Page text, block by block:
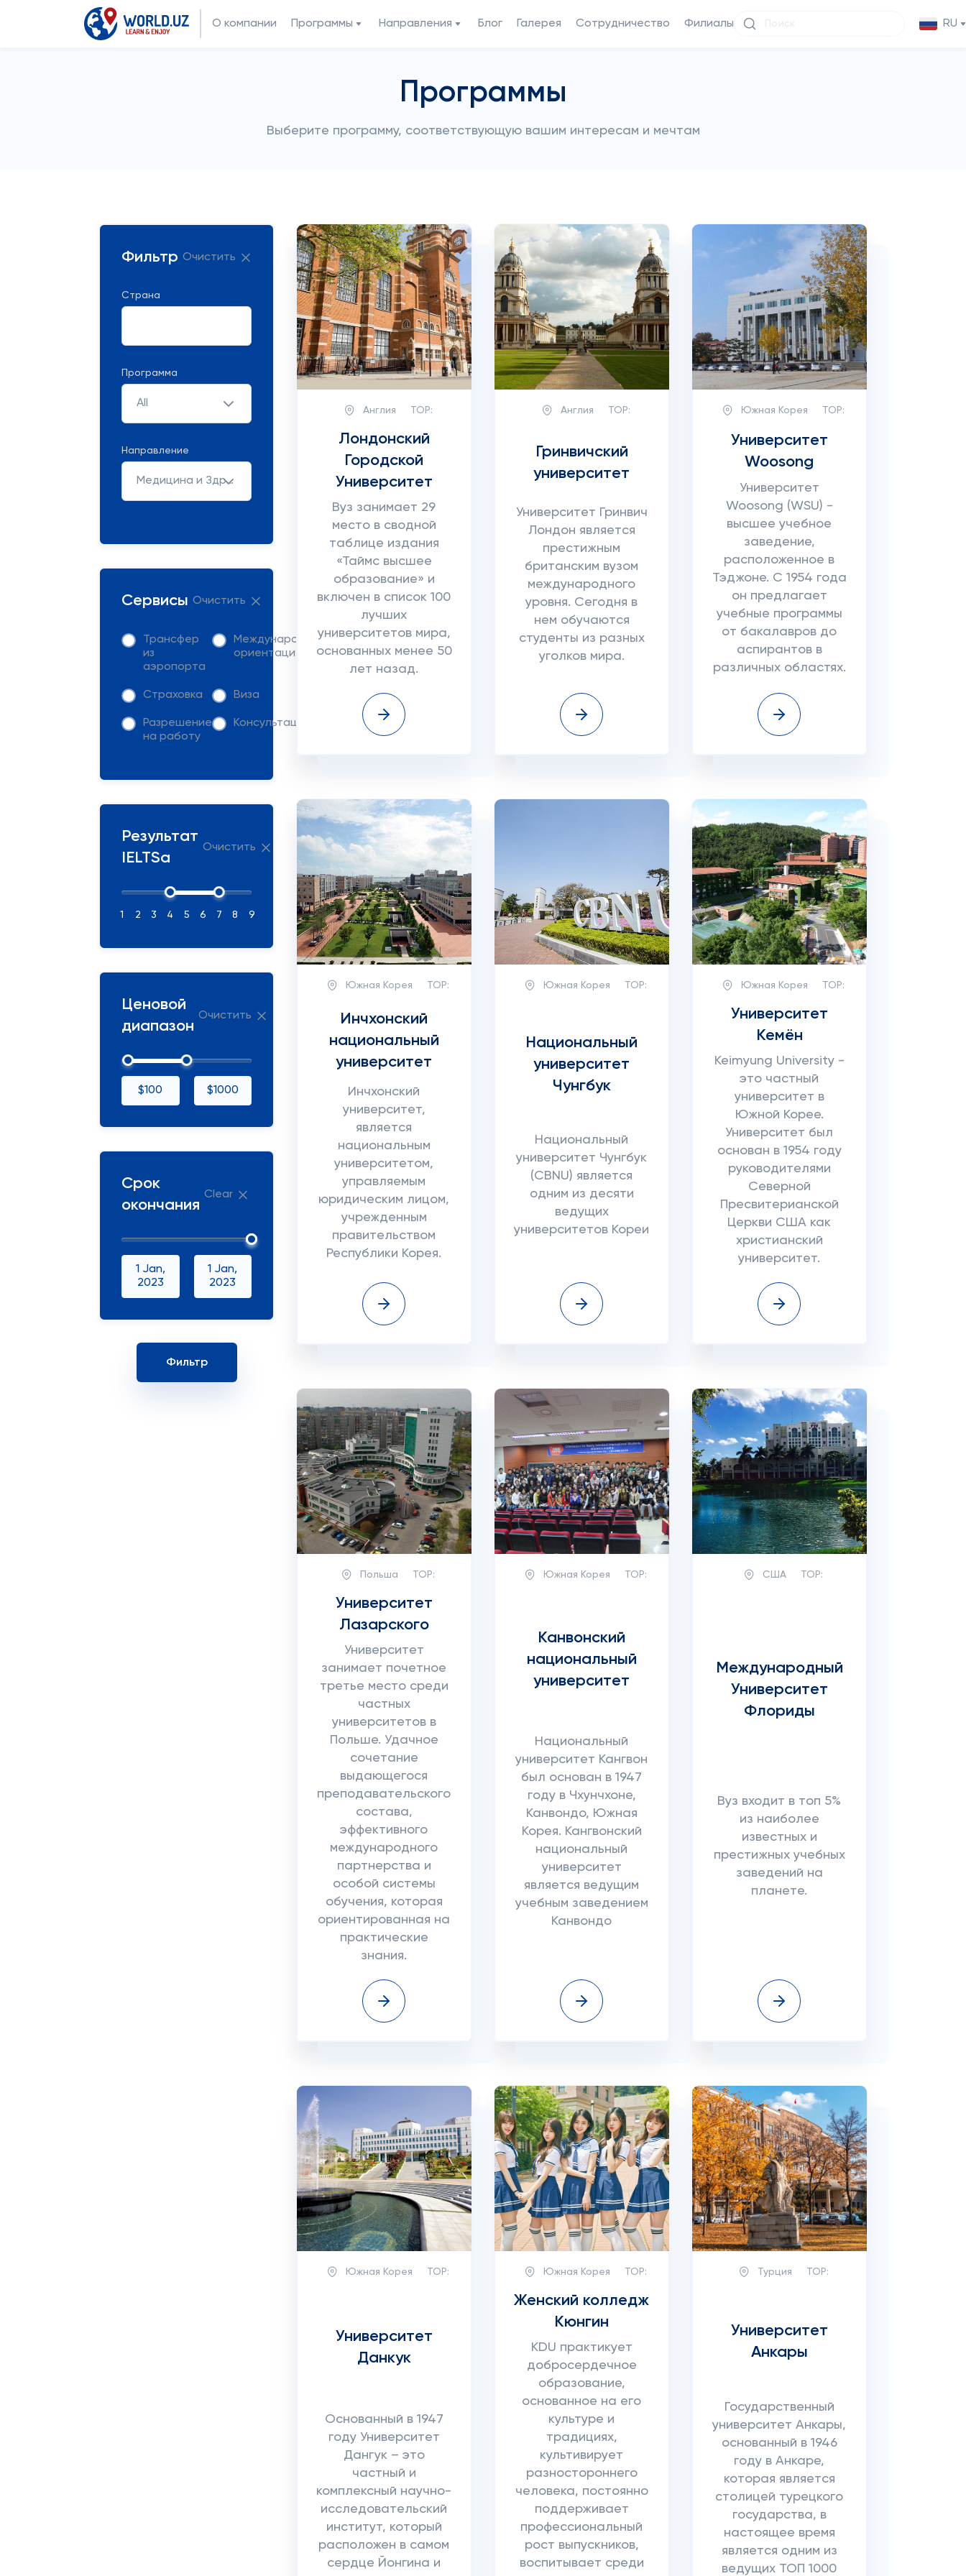
О компании Программы Направления Блог Галерея Сотрудничество Филиалы RU
Программы
Выберите программу, соответствующую вашим интересам и мечтам
Фильтр Очистить
Страна
Программа
All
Направление
Медицина и Здравохранение
Сервисы Очистить
Трансфер
из
аэропорта
Международная
ориентация
Страховка Виза
Разрешение
на работу
Консультация
Результат
IELTSа
Очистить
1 2 3 4 5 6 7 8 9
Ценовой
диапазон
Очистить
$100 $1000
Срок
окончания
Clear
1 Jan,
2023
1 Jan,
2023
Англия TOP:
Лондонский
Городской
Университет
Вуз занимает 29
место в сводной
таблице издания
«Таймс высшее
образование» и
включен в список 100
лучших
университетов мира,
основанных менее 50
лет назад.
Англия TOP:
Гринвичский
университет
Университет Гринвич
Лондон является
престижным
британским вузом
международного
уровня. Сегодня в
нем обучаются
студенты из разных
уголков мира.
Южная Корея TOP:
Университет
Woosong
Университет
Woosong (WSU) -
высшее учебное
заведение,
расположенное в
Тэджоне. С 1954 года
он предлагает
учебные программы
от бакалавров до
аспирантов в
различных областях.
Южная Корея TOP:
Инчхонский
национальный
университет
Инчхонский
университет,
является
национальным
университетом,
управляемым
юридическим лицом,
учрежденным
правительством
Республики Корея.
Южная Корея TOP:
Национальный
университет
Чунгбук
Национальный
университет Чунгбук
(CBNU) является
одним из десяти
ведущих
университетов Кореи
Южная Корея TOP:
Университет
Кемён
Keimyung University -
это частный
университет в
Южной Корее.
Университет был
основан в 1954 году
руководителями
Северной
Пресвитерианской
Церкви США как
христианский
университет.
Польша TOP:
Университет
Лазарского
Университет
занимает почетное
третье место среди
частных
университетов в
Польше. Удачное
сочетание
выдающегося
преподавательского
состава,
эффективного
международного
партнерства и
особой системы
обучения, которая
ориентированная на
практические
знания.
Южная Корея TOP:
Канвонский
национальный
университет
Национальный
университет Кангвон
был основан в 1947
году в Чхунчхоне,
Канвондо, Южная
Корея. Кангвонский
национальный
университет
является ведущим
учебным заведением
Канвондо
США TOP:
Международный
Университет
Флориды
Вуз входит в топ 5%
из наиболее
известных и
престижных учебных
заведений на
планете.
Южная Корея TOP:
Университет
Данкук
Основанный в 1947
году Университет
Дангук – это
частный и
комплексный научно-
исследовательский
институт, который
расположен в самом
сердце Йонгина и
Южная Корея TOP:
Женский колледж
Кюнгин
KDU практикует
добросердечное
образование,
основанное на его
культуре и
традициях,
культивирует
разностороннего
человека, постоянно
поддерживает
профессиональный
рост выпускников,
воспитывает среди
Турция TOP:
Университет
Анкары
Государственный
университет Анкары,
основанный в 1946
году в Анкаре,
которая является
столицей турецкого
государства, в
настоящее время
является одним из
ведущих ТОП 1000